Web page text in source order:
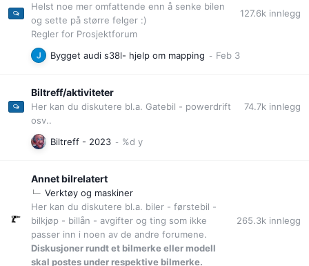
Helst noe mer omfattende enn å senke bilen
og sette på større felger :)
Regler for Prosjektforum
127.6k innlegg
Bygget audi s38l- hjelp om mapping
Biltreff/aktiviteter
Her kan du diskutere bl.a. Gatebil - powerdrift
osv..
74.7k innlegg
Biltreff - 2023
Annet bilrelatert
Verktøy og maskiner
Her kan du diskutere bl.a. biler - førstebil -
bilkjøp - billån - avgifter og ting som ikke
passer inn i noen av de andre forumene.
Diskusjoner rundt et bilmerke eller modell
skal postes under respektive bilmerke.
265.3k innlegg